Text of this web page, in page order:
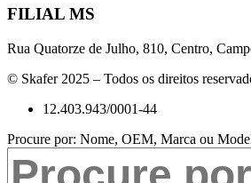
FILIAL MS
Rua Quatorze de Julho, 810, Centro,
© Skafer 2025 – Todos os direitos
12.403.943/0001-44
Procure por: Nome, OEM, Marca ou